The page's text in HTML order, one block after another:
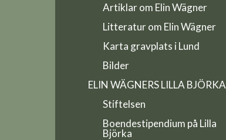
Artiklar om Elin Wägner
Litteratur om Elin Wägner
Karta gravplats i Lund
Bilder
ELIN WÄGNERS LILLA BJÖRKA
Stiftelsen
Boendestipendium på Lilla
Björka